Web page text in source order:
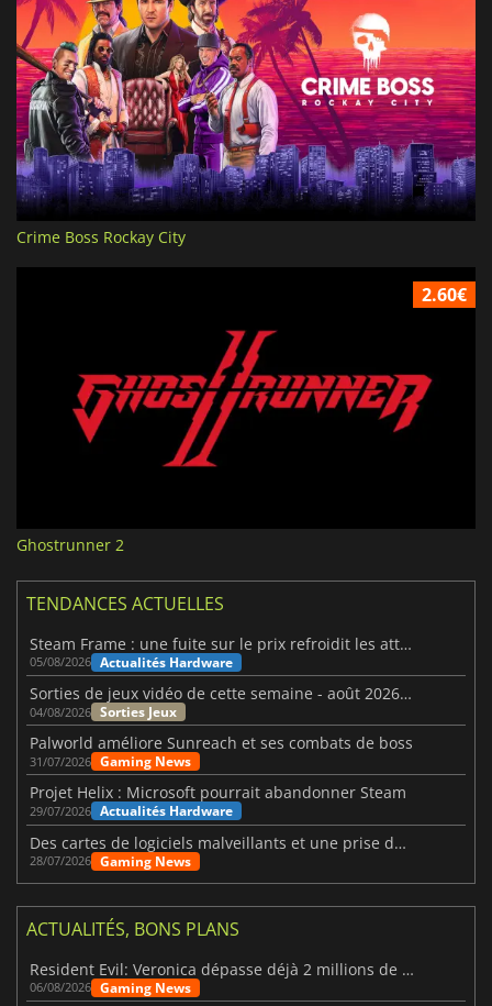
Crime Boss Rockay City
2.60€
Ghostrunner 2
TENDANCES ACTUELLES
Steam Frame : une fuite sur le prix refroidit les attentes VR
05/08/2026 Actualités Hardware
Sorties de jeux vidéo de cette semaine - août 2026 (semaine 32)
04/08/2026 Sorties Jeux
Palworld améliore Sunreach et ses combats de boss
31/07/2026 Gaming News
Projet Helix : Microsoft pourrait abandonner Steam
29/07/2026 Actualités Hardware
Des cartes de logiciels malveillants et une prise de contrôle de Discord ont touché Meccha Chameleon
28/07/2026 Gaming News
ACTUALITÉS, BONS PLANS
Resident Evil: Veronica dépasse déjà 2 millions de wishlists
06/08/2026 Gaming News